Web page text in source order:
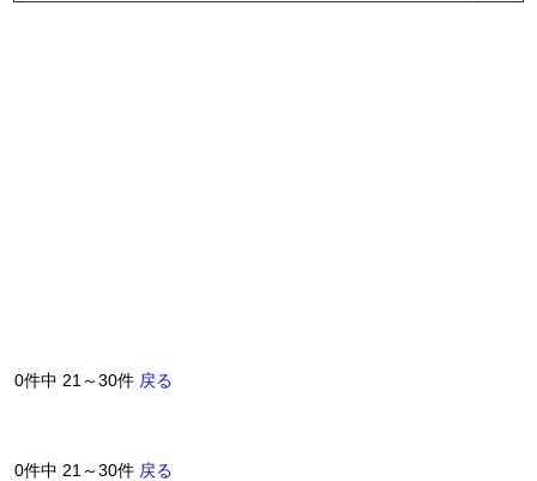
0件中 21～30件 戻る
0件中 21～30件 戻る